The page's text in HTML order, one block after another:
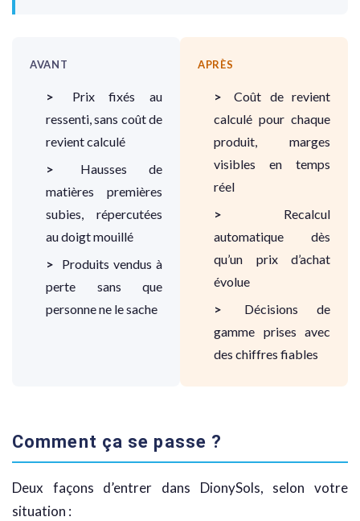
AVANT
Prix fixés au
ressenti, sans coût de
revient calculé
Hausses de
matières premières
subies, répercutées
au doigt mouillé
Produits vendus à
perte sans que
personne ne le sache
APRÈS
Coût de revient
calculé pour chaque
produit, marges
visibles en temps
réel
Recalcul
automatique dès
qu’un prix d’achat
évolue
Décisions de
gamme prises avec
des chiffres fiables
Comment ça se passe ?
Deux façons d’entrer dans DionySols, selon votre
situation :